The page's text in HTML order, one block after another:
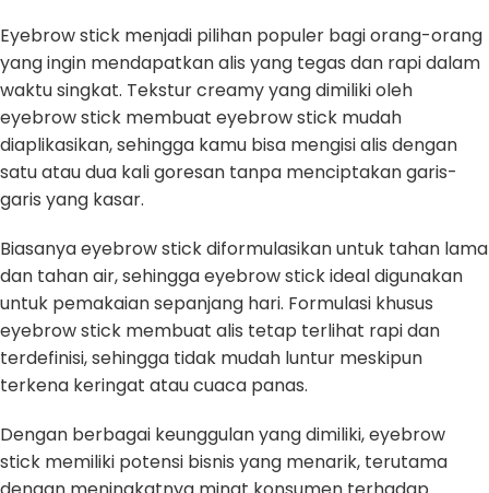
Eyebrow stick menjadi pilihan populer bagi orang-orang
yang ingin mendapatkan alis yang tegas dan rapi dalam
waktu singkat. Tekstur creamy yang dimiliki oleh
eyebrow stick membuat eyebrow stick mudah
diaplikasikan, sehingga kamu bisa mengisi alis dengan
satu atau dua kali goresan tanpa menciptakan garis-
garis yang kasar.
Biasanya eyebrow stick diformulasikan untuk tahan lama
dan tahan air, sehingga eyebrow stick ideal digunakan
untuk pemakaian sepanjang hari. Formulasi khusus
eyebrow stick membuat alis tetap terlihat rapi dan
terdefinisi, sehingga tidak mudah luntur meskipun
terkena keringat atau cuaca panas.
Dengan berbagai keunggulan yang dimiliki, eyebrow
stick memiliki potensi bisnis yang menarik, terutama